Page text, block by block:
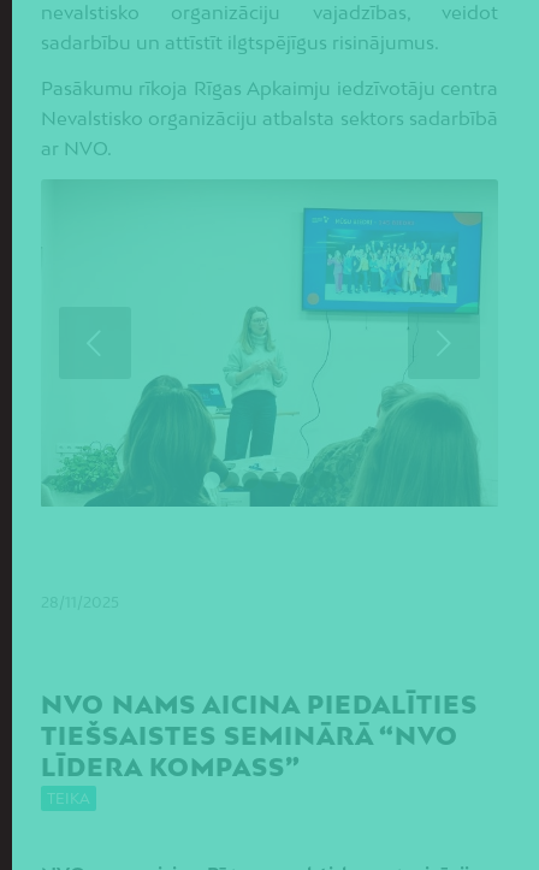
nevalstisko organizāciju vajadzības, veidot
sadarbību un attīstīt ilgtspējīgus risinājumus.
Pasākumu rīkoja Rīgas Apkaimju iedzīvotāju centra
Nevalstisko organizāciju atbalsta sektors sadarbībā
ar NVO.
Next
NVO NAMS AICINA PIEDALĪTIES
TIEŠSAISTES SEMINĀRĀ “NVO
LĪDERA KOMPASS”
TEIKA